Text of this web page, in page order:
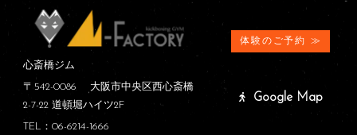
心斎橋ジム
〒542-0086 大阪市中央区西心斎橋
2-7-22 道頓堀ハイツ2F
TEL：06-6214-1666
体験のご予約 ≫
Google Map